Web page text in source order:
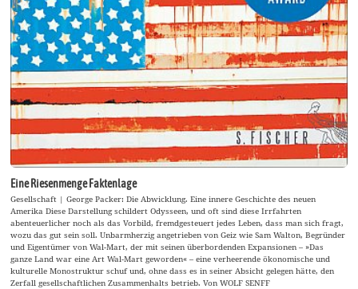
Eine Riesenmenge Faktenlage
Gesellschaft | George Packer: Die Abwicklung. Eine innere Geschichte des neuen
Amerika Diese Darstellung schildert Odysseen, und oft sind diese Irrfahrten
abenteuerlicher noch als das Vorbild, fremdgesteuert jedes Leben, dass man sich fragt,
wozu das gut sein soll. Unbarmherzig angetrieben von Geiz wie Sam Walton, Begründer
und Eigentümer von Wal-Mart, der mit seinen überbordenden Expansionen – »Das
ganze Land war eine Art Wal-Mart geworden« – eine verheerende ökonomische und
kulturelle Monostruktur schuf und, ohne dass es in seiner Absicht gelegen hätte, den
Zerfall gesellschaftlichen Zusammenhalts betrieb. Von WOLF SENFF